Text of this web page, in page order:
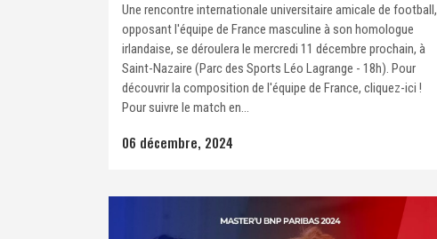
Une rencontre internationale universitaire amicale de football,
opposant l'équipe de France masculine à son homologue
irlandaise, se déroulera le mercredi 11 décembre prochain, à
Saint-Nazaire (Parc des Sports Léo Lagrange - 18h). Pour
découvrir la composition de l'équipe de France, cliquez-ici !
Pour suivre le match en...
06 décembre, 2024